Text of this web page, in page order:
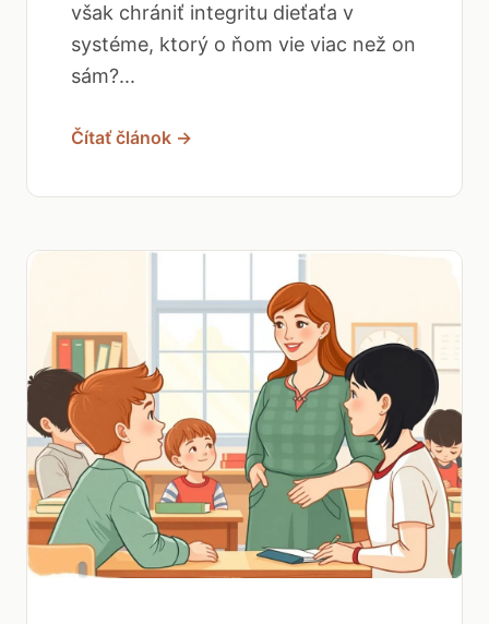
však chrániť integritu dieťaťa v
systéme, ktorý o ňom vie viac než on
sám?...
Čítať článok →